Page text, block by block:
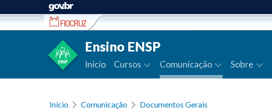
Ir para conteúdo
Ensino ENSP
Início Cursos Comunicação Sobre
Início Comunicação Documentos Gerais